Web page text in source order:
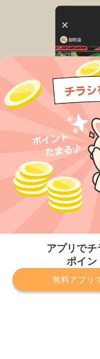
アプリで
ポイン
無料アプリ
プライバシーポリ
サービスに関してのお問